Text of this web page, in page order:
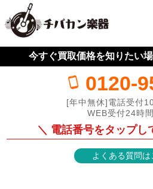
今すぐ買取価格を知りたい
0120-
[年中無休]電話受付
WEB受付24時
＼ 電話番号をタップし
よくある質問は